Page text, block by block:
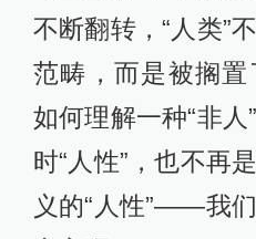
不断翻转，“人类”
范畴，而是被搁
如何理解一种“非
时“人性”，也不再
义的“人性”——我